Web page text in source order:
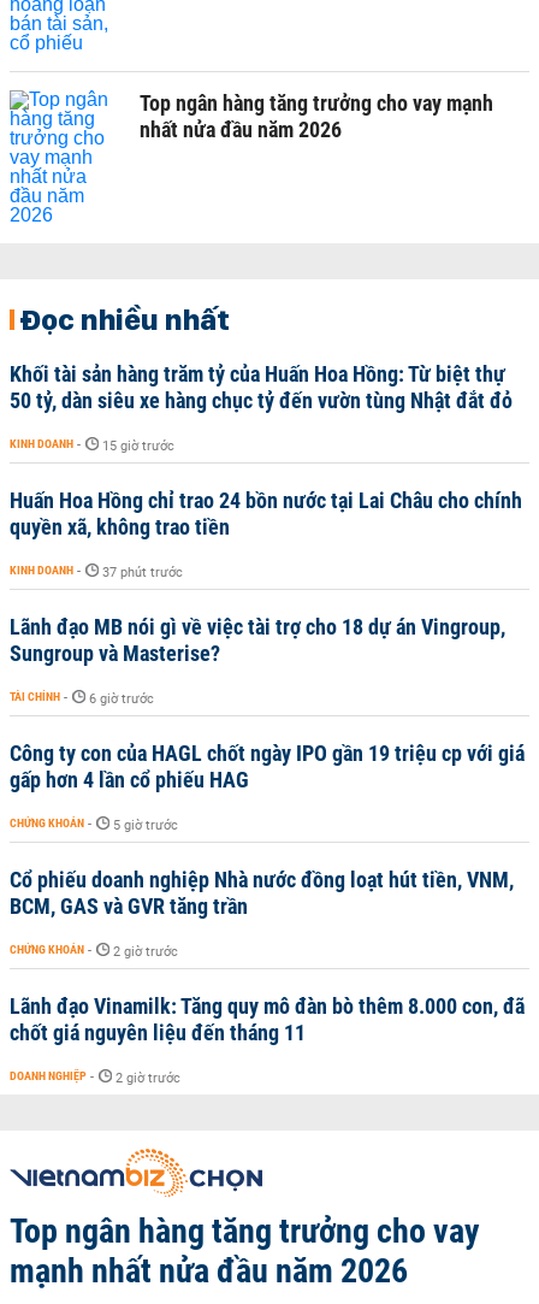
Top ngân hàng tăng trưởng cho vay mạnh
nhất nửa đầu năm 2026
Đọc nhiều nhất
Khối tài sản hàng trăm tỷ của Huấn Hoa Hồng: Từ biệt thự
50 tỷ, dàn siêu xe hàng chục tỷ đến vườn tùng Nhật đắt đỏ
KINH DOANH - 15 giờ trước
Huấn Hoa Hồng chỉ trao 24 bồn nước tại Lai Châu cho chính
quyền xã, không trao tiền
KINH DOANH - 37 phút trước
Lãnh đạo MB nói gì về việc tài trợ cho 18 dự án Vingroup,
Sungroup và Masterise?
TÀI CHÍNH - 6 giờ trước
Công ty con của HAGL chốt ngày IPO gần 19 triệu cp với giá
gấp hơn 4 lần cổ phiếu HAG
CHỨNG KHOÁN - 5 giờ trước
Cổ phiếu doanh nghiệp Nhà nước đồng loạt hút tiền, VNM,
BCM, GAS và GVR tăng trần
CHỨNG KHOÁN - 2 giờ trước
Lãnh đạo Vinamilk: Tăng quy mô đàn bò thêm 8.000 con, đã
chốt giá nguyên liệu đến tháng 11
DOANH NGHIỆP - 2 giờ trước
Top ngân hàng tăng trưởng cho vay
mạnh nhất nửa đầu năm 2026